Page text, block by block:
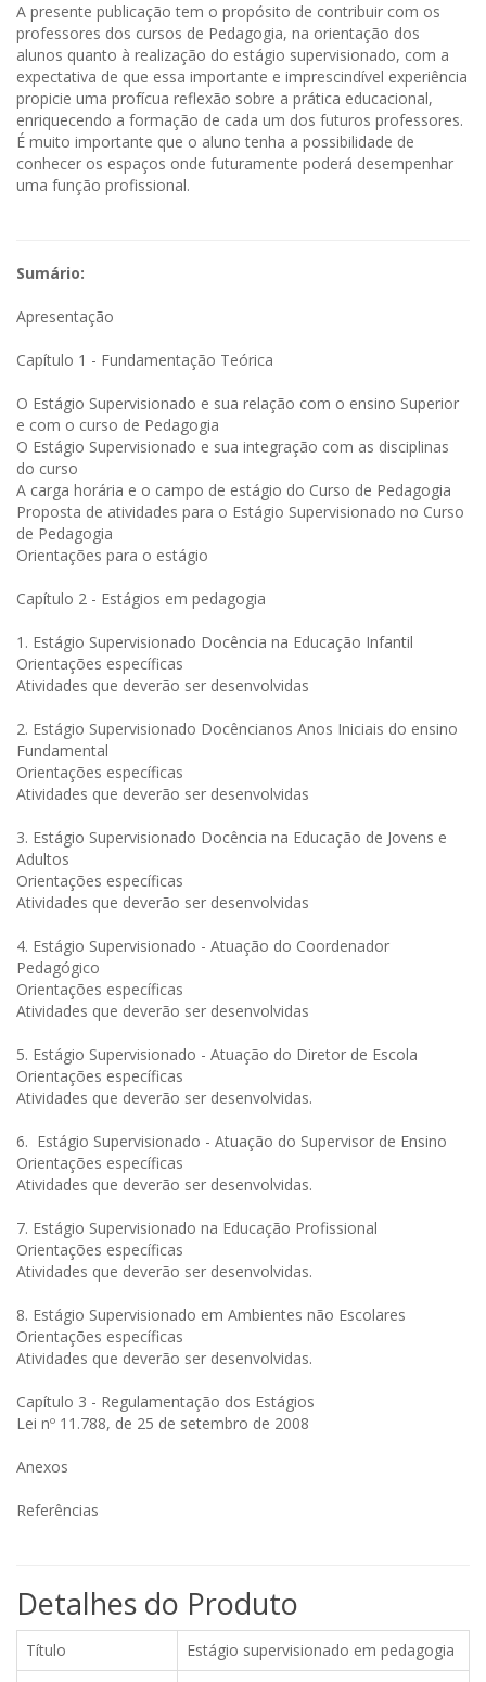
A presente publicação tem o propósito de contribuir com os
professores dos cursos de Pedagogia, na orientação dos
alunos quanto à realização do estágio supervisionado, com a
expectativa de que essa importante e imprescindível experiência
propicie uma profícua reflexão sobre a prática educacional,
enriquecendo a formação de cada um dos futuros professores.
É muito importante que o aluno tenha a possibilidade de
conhecer os espaços onde futuramente poderá desempenhar
uma função profissional.
Sumário:
Apresentação
Capítulo 1 - Fundamentação Teórica
O Estágio Supervisionado e sua relação com o ensino Superior
e com o curso de Pedagogia
O Estágio Supervisionado e sua integração com as disciplinas
do curso
A carga horária e o campo de estágio do Curso de Pedagogia
Proposta de atividades para o Estágio Supervisionado no Curso
de Pedagogia
Orientações para o estágio
Capítulo 2 - Estágios em pedagogia
1. Estágio Supervisionado Docência na Educação Infantil
Orientações específicas
Atividades que deverão ser desenvolvidas
2. Estágio Supervisionado Docêncianos Anos Iniciais do ensino
Fundamental
Orientações específicas
Atividades que deverão ser desenvolvidas
3. Estágio Supervisionado Docência na Educação de Jovens e
Adultos
Orientações específicas
Atividades que deverão ser desenvolvidas
4. Estágio Supervisionado - Atuação do Coordenador
Pedagógico
Orientações específicas
Atividades que deverão ser desenvolvidas
5. Estágio Supervisionado - Atuação do Diretor de Escola
Orientações específicas
Atividades que deverão ser desenvolvidas.
6. Estágio Supervisionado - Atuação do Supervisor de Ensino
Orientações específicas
Atividades que deverão ser desenvolvidas.
7. Estágio Supervisionado na Educação Profissional
Orientações específicas
Atividades que deverão ser desenvolvidas.
8. Estágio Supervisionado em Ambientes não Escolares
Orientações específicas
Atividades que deverão ser desenvolvidas.
Capítulo 3 - Regulamentação dos Estágios
Lei nº 11.788, de 25 de setembro de 2008
Anexos
Referências
Detalhes do Produto
Título
Estágio supervisionado em pedagogia